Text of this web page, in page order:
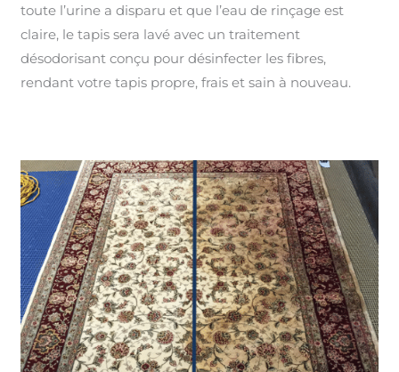
toute l’urine a disparu et que l’eau de rinçage est
claire, le tapis sera lavé avec un traitement
désodorisant conçu pour désinfecter les fibres,
rendant votre tapis propre, frais et sain à nouveau.